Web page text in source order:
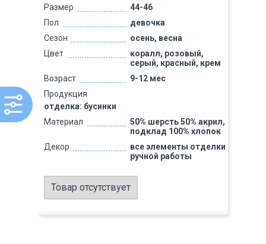
Размер
44-46
Пол
девочка
Сезон
осень, весна
Цвет
коралл, розовый,
серый, красный, крем
Возраст
9-12 мес
Продукция
отделка: бусинки
Материал
50% шерсть 50% акрил,
подклад 100% хлопок
Декор
все элементы отделки
ручной работы
Товар отсутствует